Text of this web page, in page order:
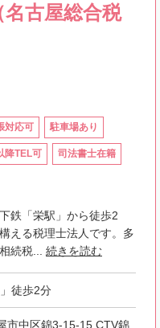
古屋総合税
対応可 駐車場あり
降TEL可 司法書士在籍
鉄「栄駅」から徒歩2
える税理士法人です。多
続税... 続きを読む
徒歩2分
市中区錦3-15-15 CTV錦